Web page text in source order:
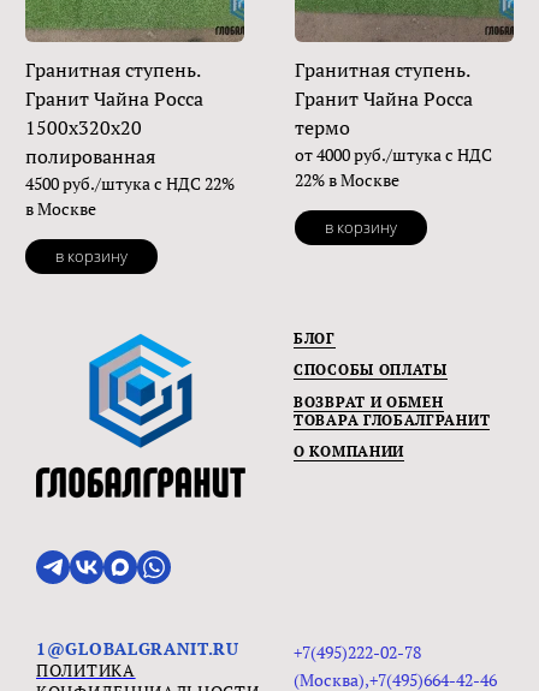
Гранитная ступень.
Гранит Чайна Росса
1500х320х20
полированная
4500 руб./штука с НДС 22%
в Москве
в корзину
Гранитная ступень.
Гранит Чайна Росса
термо
от 4000 руб./штука с НДС
22% в Москве
в корзину
БЛОГ
СПОСОБЫ ОПЛАТЫ
ВОЗВРАТ И ОБМЕН
ТОВАРА ГЛОБАЛГРАНИТ
О КОМПАНИИ
1@GLOBALGRANIT.RU
ПОЛИТИКА
+7(495)222-02-78
(Москва),+7(495)664-42-46